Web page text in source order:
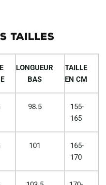
TAILLES
LONGUEUR
BAS
TAILLE
EN CM
98.5
155-
165
101
165-
170